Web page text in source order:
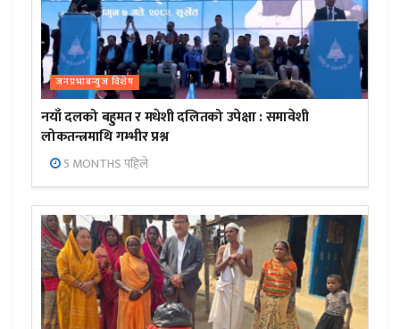
जनप्रभाबन्युज विशेष
नयाँ दलको बहुमत र मधेशी दलितको उपेक्षा : समावेशी
लोकतन्त्रमाथि गम्भीर प्रश्न
5 MONTHS पहिले